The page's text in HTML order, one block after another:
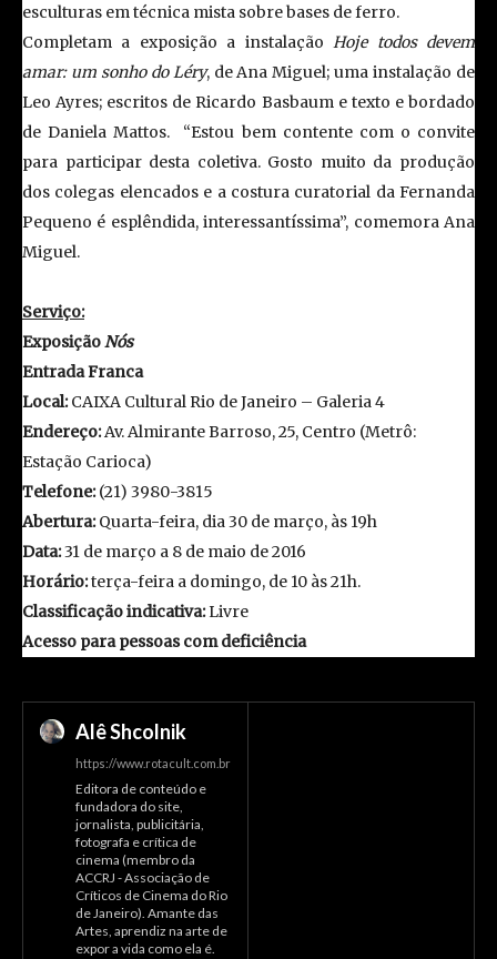
esculturas em técnica mista sobre bases de ferro.
Completam a exposição a instalaçãoHoje todos devem
amar: um sonho do Léry, de Ana Miguel; uma instalação de
Leo Ayres; escritos de Ricardo Basbaum e texto e bordado
de Daniela Mattos. “Estou bem contente com o convite
para participar desta coletiva. Gosto muito da produção
dos colegas elencados e a costura curatorial da Fernanda
Pequeno é esplêndida, interessantíssima”, comemora Ana
Miguel.
Serviço:
ExposiçãoNós
Entrada Franca
Local:CAIXA Cultural Rio de Janeiro – Galeria 4
Endereço:Av. Almirante Barroso, 25, Centro (Metrô:
Estação Carioca)
Telefone:(21) 3980-3815
Abertura:Quarta-feira, dia 30 de março, às 19h
Data:31 de março a 8 de maio de 2016
Horário:terça-feira a domingo, de 10 às 21h.
Classificação indicativa:Livre
Acesso para pessoas com deficiência
Alê Shcolnik
https://www.rotacult.com.br
Editora de conteúdo e
fundadora do site,
jornalista, publicitária,
fotografa e crítica de
cinema (membro da
ACCRJ - Associação de
Críticos de Cinema do Rio
de Janeiro). Amante das
Artes, aprendiz na arte de
expor a vida como ela é.